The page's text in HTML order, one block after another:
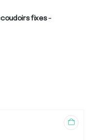
fixes -